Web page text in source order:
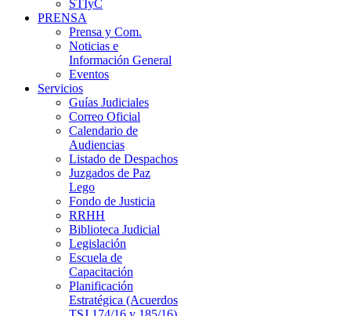
STIyC
PRENSA
Prensa y Com.
Noticias e
Información General
Eventos
Servicios
Guías Judiciales
Correo Oficial
Calendario de
Audiencias
Listado de Despachos
Juzgados de Paz
Lego
Fondo de Justicia
RRHH
Biblioteca Judicial
Legislación
Escuela de
Capacitación
Planificación
Estratégica (Acuerdos